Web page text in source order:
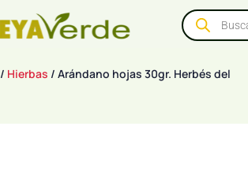
/ Hierbas / Arándano hojas 30gr. Herbés del